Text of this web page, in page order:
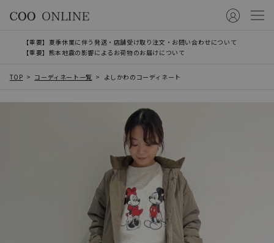
【重要】夏季休業に伴う発送・店舗受け取り注文・お問い合わせについて
【重要】熊本地震の影響によるお荷物のお届けについて
TOP コーディネート一覧 よしかわのコーディネート